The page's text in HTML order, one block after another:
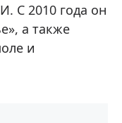
С 2010 года он
а также
и